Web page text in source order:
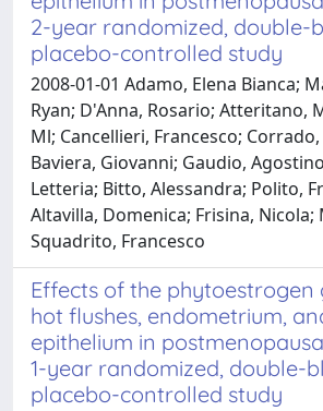
2-year randomized, double-
placebo-controlled study
2008-01-01 Adamo, Elena Bianca;
Ryan; D'Anna, Rosario; Atteritano,
Ml; Cancellieri, Francesco;
Baviera, Giovanni; Gaudio,
Letteria; Bitto, Alessandra; Polito,
Altavilla, Domenica; Frisina, Nicola;
Squadrito, Francesco
Effects of the phytoestrogen
hot flushes, endometrium,
epithelium in
1-year randomized, double-
placebo-controlled study